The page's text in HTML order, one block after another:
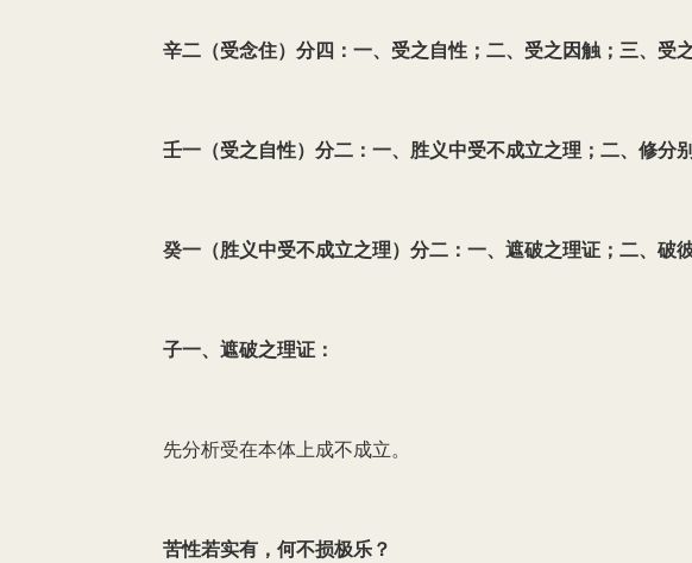
辛二（受念住）分四：一、受之自性；二、受之因触；三、受
壬一（受之自性）分二：一、胜义中受不成立之理；二、修分
癸一（胜义中受不成立之理）分二：一、遮破之理证；二、破彼
子一、遮破之理证：
先分析受在本体上成不成立。
苦性若实有，何不损极乐？